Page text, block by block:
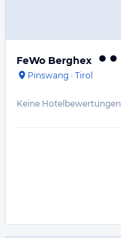
FeWo Berghex
Pinswang · Tirol
Keine Hotelbewertungen